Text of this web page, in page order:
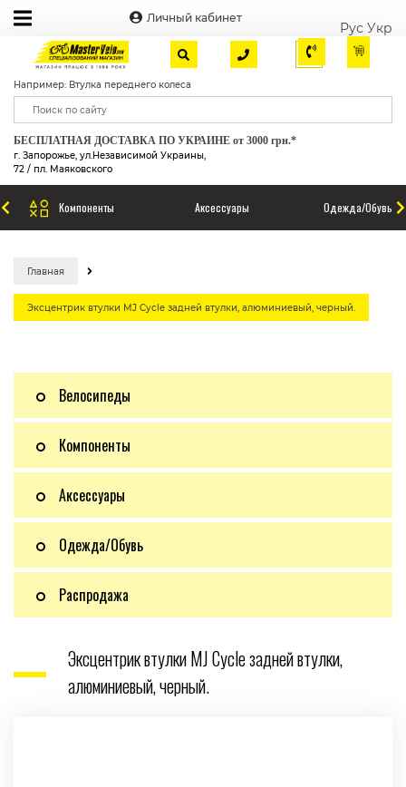
Личный кабинет
Рус Укр
Например: Втулка переднего колеса
БЕСПЛАТНАЯ ДОСТАВКА ПО УКРАИНЕ от 3000 грн.*
г. Запорожье, ул.Независимой Украины,
72 / пл. Маяковского
Компоненты Аксессуары Одежда/Обувь
Главная
Эксцентрик втулки MJ Cycle задней втулки, алюминиевый, черный.
Велосипеды
Компоненты
Аксессуары
Одежда/Обувь
Распродажа
Эксцентрик втулки MJ Cycle задней втулки,
алюминиевый, черный.